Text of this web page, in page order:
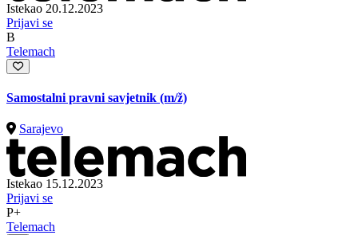
Istekao 20.12.2023
Prijavi se
B
Telemach
Samostalni pravni savjetnik (m/ž)
Sarajevo
Istekao 15.12.2023
Prijavi se
P+
Telemach